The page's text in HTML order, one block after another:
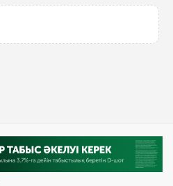
«ДАУЫС»
за выборами в